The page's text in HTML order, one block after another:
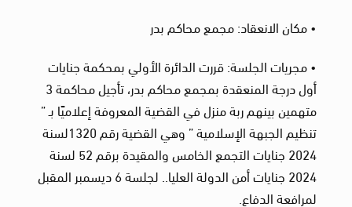
• مكان الانعقاد: مجمع محاكم بدر
• مجريات الجلسة: قررت الدائرة الأولي بمحكمة جنايات
أول درجة المنعقدة بمجمع محاكم بدر، تأجيل محاكمة 3
متهمين بينهم ربة منزل في القضية المعروفة إعلاميًا بـ ”
تنظيم الجبهة الإسلامية ” وهي القضية رقم 1320لسنة
2024 جنايات التجمع الخامس والمقيدة برقم 52 لسنة
2024 جنايات أمن الدولة العليا.. لجلسة 6 ديسمبر المقبل
لمرافعة الدفاع.